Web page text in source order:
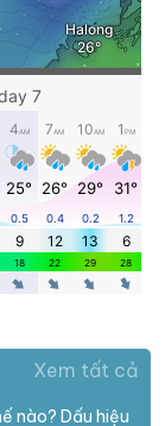
Xem tất cả
nào? Dấu hiệu